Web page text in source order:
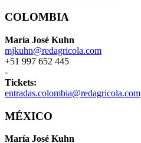
COLOMBIA
María José Kuhn
mjkuhn@redagricola.com
+51 997 652 445
-
Tickets:
entradas.colombia@redagricola.com
MÉXICO
María José Kuhn